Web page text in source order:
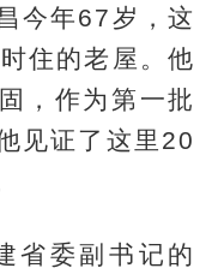
今年67岁，这
住的老屋。他
，作为第一批
见证了这里20
委副书记的